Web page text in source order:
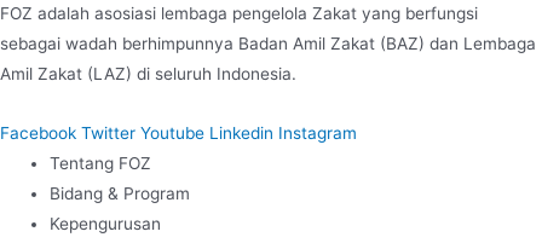
FOZ adalah asosiasi lembaga pengelola Zakat yang berfungsi
sebagai wadah berhimpunnya Badan Amil Zakat (BAZ) dan Lembaga
Amil Zakat (LAZ) di seluruh Indonesia.
Facebook Twitter Youtube Linkedin Instagram
Tentang FOZ
Bidang & Program
Kepengurusan